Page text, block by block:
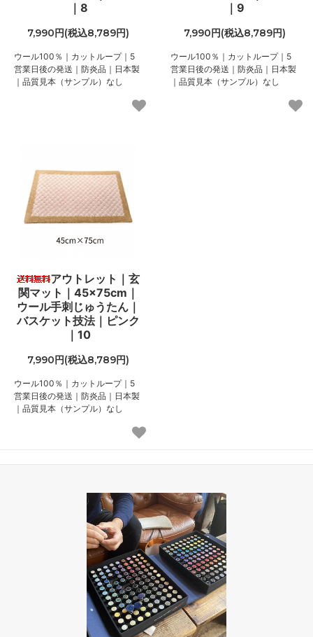
｜8
7,990円(税込8,789円)
ウール100％｜カットループ｜5
営業日後の発送｜防炎品｜日本製
｜品質見本（サンプル）なし
｜9
7,990円(税込8,789円)
ウール100％｜カットループ｜5
営業日後の発送｜防炎品｜日本製
｜品質見本（サンプル）なし
アウトレット｜玄
関マット｜45×75cm｜
ウール手刺じゅうたん｜
バスケット技法｜ピンク
｜10
7,990円(税込8,789円)
ウール100％｜カットループ｜5
営業日後の発送｜防炎品｜日本製
｜品質見本（サンプル）なし